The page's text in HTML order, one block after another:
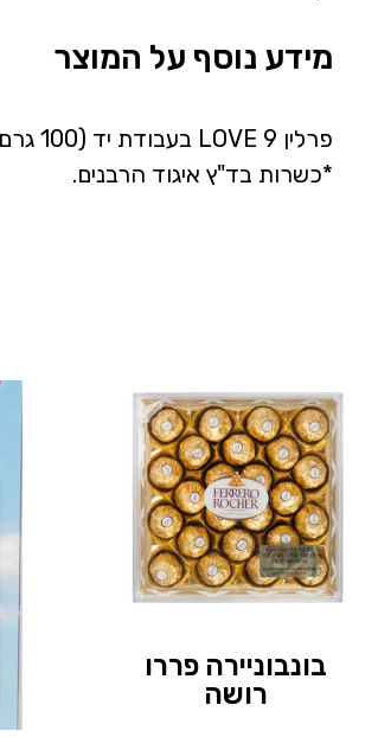
מידע נוסף על המוצר
פרלין 9 LOVE בעבודת יד (100 גרם).
*כשרות בד"ץ איגוד הרבנים.
בונבוניירה פררו
רושה